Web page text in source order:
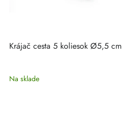
Krájač cesta 5 koliesok Ø5,5 cm
Na sklade